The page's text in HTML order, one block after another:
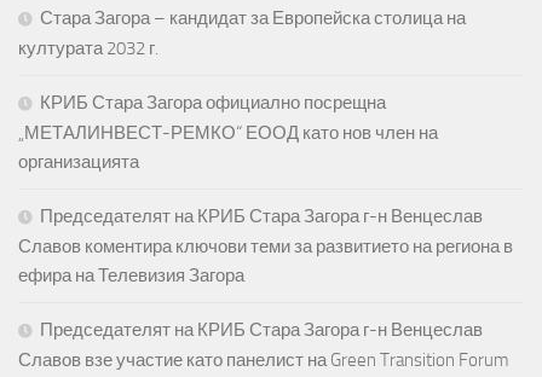
Стара Загора – кандидат за Европейска столица на
културата 2032 г.
КРИБ Стара Загора официално посрещна
„МЕТАЛИНВЕСТ-РЕМКО“ ЕООД като нов член на
организацията
Председателят на КРИБ Стара Загора г-н Венцеслав
Славов коментира ключови теми за развитието на региона в
ефира на Телевизия Загора
Председателят на КРИБ Стара Загора г-н Венцеслав
Славов взе участие като панелист на Green Transition Forum